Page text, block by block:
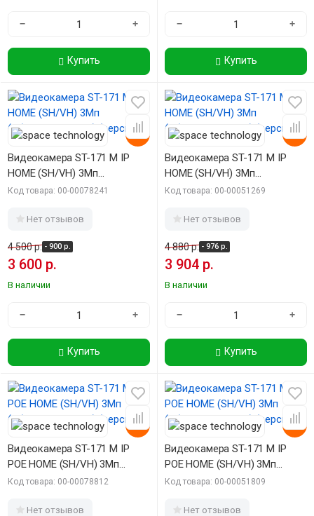
− +
Купить
− +
Купить
-20%
Видеокамера ST-171 M IP
HOME (SH/VH) 3Мп
(объектив 2,8mm) (версия 4)
Код товара: 00-00078241
Нет отзывов
4 500 р. - 900 р.
3 600 р.
В наличии
− +
Купить
-20%
Видеокамера ST-171 M IP
HOME (SH/VH) 3Мп
(объектив 3,6mm) (версия 3)
Код товара: 00-00051269
Нет отзывов
4 880 р. - 976 р.
3 904 р.
В наличии
− +
Купить
-20%
Видеокамера ST-171 M IP
POE HOME (SH/VH) 3Мп
(объектив 2,8mm) (версия 4)
Код товара: 00-00078812
Нет отзывов
-20%
Видеокамера ST-171 M IP
POE HOME (SH/VH) 3Мп
(объектив 3,6mm) (версия 3)
Код товара: 00-00051809
Нет отзывов